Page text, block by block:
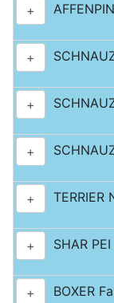
+
+
+
+
+ TERRIER
+ SHAR
+ BOXER